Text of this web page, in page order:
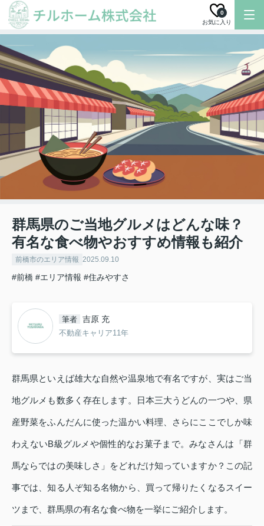
お気に入り
0
群馬県のご当地グルメはどんな味？
有名な食べ物やおすすめ情報も紹介
前橋市のエリア情報 2025.09.10
#前橋 #エリア情報 #住みやすさ
筆者 吉原 充
不動産キャリア11年
群馬県といえば雄大な自然や温泉地で有名ですが、実はご当
地グルメも数多く存在します。日本三大うどんの一つや、県
産野菜をふんだんに使った温かい料理、さらにここでしか味
わえないB級グルメや個性的なお菓子まで。みなさんは「群
馬ならではの美味しさ」をどれだけ知っていますか？この記
事では、知る人ぞ知る名物から、買って帰りたくなるスイー
ツまで、群馬県の有名な食べ物を一挙にご紹介します。